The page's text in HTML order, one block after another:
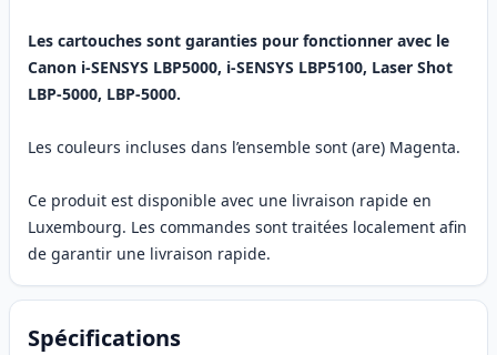
Les cartouches sont garanties pour fonctionner avec le
Canon i-SENSYS LBP5000, i-SENSYS LBP5100, Laser Shot
LBP-5000, LBP-5000.
Les couleurs incluses dans l’ensemble sont (are) Magenta.
Ce produit est disponible avec une livraison rapide en
Luxembourg. Les commandes sont traitées localement afin
de garantir une livraison rapide.
Spécifications